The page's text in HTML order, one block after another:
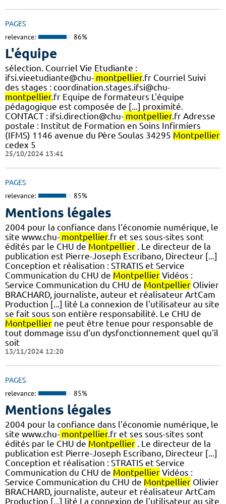
PAGES
relevance: 86%
L'équipe
sélection. Courriel Vie Etudiante :
ifsi.vieetudiante@chu- montpellier.fr Courriel Suivi
des stages : coordination.stages.ifsi@chu-
montpellier.fr Equipe de formateurs L'équipe
pédagogique est composée de [...] proximité.
CONTACT : ifsi.direction@chu- montpellier.fr Adresse
postale : Institut de Formation en Soins Infirmiers
(IFMS) 1146 avenue du Père Soulas 34295 Montpellier
cedex 5
25/10/2024 13:41
PAGES
relevance: 85%
Mentions légales
2004 pour la confiance dans l'économie numérique, le
site www.chu- montpellier.fr et ses sous-sites sont
édités par le CHU de Montpellier . Le directeur de la
publication est Pierre-Joseph Escribano, Directeur [...]
Conception et réalisation : STRATIS et Service
Communication du CHU de Montpellier Vidéos :
Service Communication du CHU de Montpellier Olivier
BRACHARD, journaliste, auteur et réalisateur ArtCam
Production [...] lité La connexion de l'utilisateur au site
se fait sous son entière responsabilité. Le CHU de
Montpellier ne peut être tenue pour responsable de
tout dommage issu d'un dysfonctionnement quel qu'il
soit
13/11/2024 12:20
PAGES
relevance: 85%
Mentions légales
2004 pour la confiance dans l'économie numérique, le
site www.chu- montpellier.fr et ses sous-sites sont
édités par le CHU de Montpellier . Le directeur de la
publication est Pierre-Joseph Escribano, Directeur [...]
Conception et réalisation : STRATIS et Service
Communication du CHU de Montpellier Vidéos :
Service Communication du CHU de Montpellier Olivier
BRACHARD, journaliste, auteur et réalisateur ArtCam
Production [...] lité La connexion de l'utilisateur au site